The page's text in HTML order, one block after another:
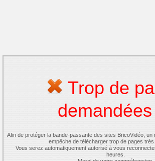
Trop de
demandées
Afin de protéger la bande-passante des sites BricoVidéo,
empêche de télécharger trop de pages très
Vous serez automatiquement autorisé à vous
heures.